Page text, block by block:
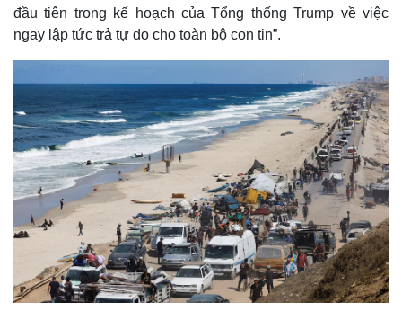
đầu tiên trong kế hoạch của Tổng thống Trump về việc
ngay lập tức trả tự do cho toàn bộ con tin”.